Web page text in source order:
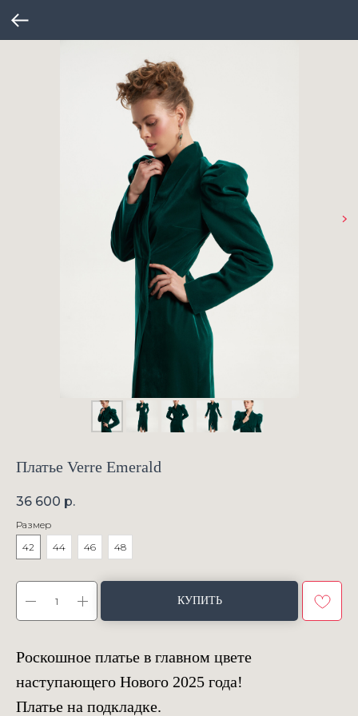
Платье Verre Emerald
36 600 р.
Размер
42
44 46 48
КУПИТЬ
Роскошное платье в главном цвете
наступающего Нового 2025 года!
Платье на подкладке.